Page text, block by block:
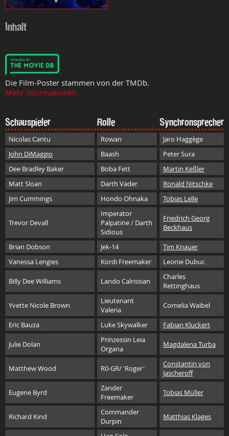
Inhalt
Die Film-Poster stammen von der TMDb.
Mehr Informationen.
Schauspieler Rolle Synchronsprecher
Nicolas Cantu Rowan
Jaro Haggège
John DiMaggio
Baash
Peter Sura
Dee Bradley Baker
Boba Fett
Martin Keßler
Matt Sloan
Darth Vader
Ronald Nitschke
Jim Cummings
Hondo Ohnaka Tobias Lelle
Trevor Devall
Imperator
Palpatine / Darth
Sidious
Friedrich Georg
Beckhaus
Brian Dobson Jek-14
Tim Knauer
Vanessa Lengies
Kordi Freemaker Leonie Dubuc
Billy Dee Williams Lando Calrissian
Charles
Rettinghaus
Yvette Nicole Brown
Lieutenant
Valeria
Cornelia Waibel
Eric Bauza Luke Skywalker Fabian Kluckert
Julie Dolan
Prinzessin Leia
Organa
Magdalena Turba
Matthew Wood R0-GR/ 'Roger'
Constantin von
Jascheroff
Eugene Byrd
Zander
Freemaker
Tobias Müller
Richard Kind
Commander
Durpin
Matthias Klages